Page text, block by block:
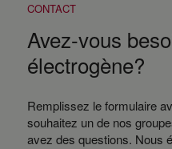
CONTACT
Avez-vous
électrogène?
Remplissez le formulaire
souhaitez un de nos
avez des questions. Nous